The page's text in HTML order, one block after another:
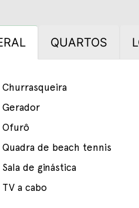
QUARTOS
Churrasqueira
Gerador
Ofurô
Quadra de beach tennis
Sala de ginástica
TV a cabo